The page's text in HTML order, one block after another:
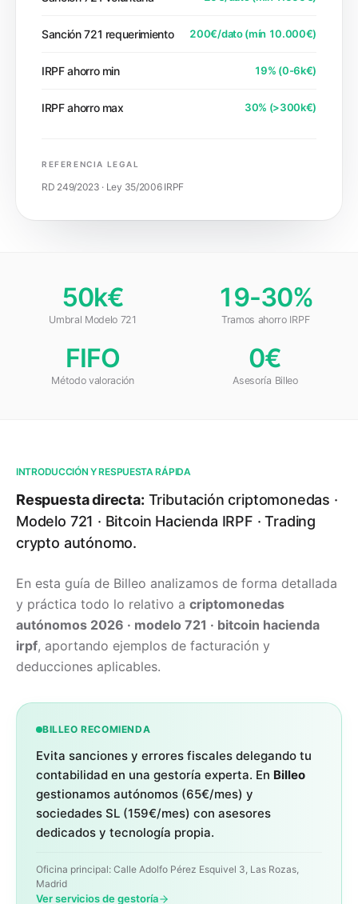
Sanción 721 requerimiento 200€/dato (mín 10.000€)
IRPF ahorro min 19% (0-6k€)
IRPF ahorro max 30% (>300k€)
REFERENCIA LEGAL
RD 249/2023 · Ley 35/2006 IRPF
50k€
Umbral Modelo 721
19-30%
Tramos ahorro IRPF
FIFO
Método valoración
0€
Asesoría Billeo
INTRODUCCIÓN Y RESPUESTA RÁPIDA
Respuesta directa: Tributación criptomonedas ·
Modelo 721 · Bitcoin Hacienda IRPF · Trading
crypto autónomo.
En esta guía de Billeo analizamos de forma detallada
y práctica todo lo relativo a criptomonedas
autónomos 2026 · modelo 721 · bitcoin hacienda
irpf, aportando ejemplos de facturación y
deducciones aplicables.
BILLEO RECOMIENDA
Evita sanciones y errores fiscales delegando tu
contabilidad en una gestoría experta. En Billeo
gestionamos autónomos (65€/mes) y
sociedades SL (159€/mes) con asesores
dedicados y tecnología propia.
Oficina principal: Calle Adolfo Pérez Esquivel 3, Las Rozas,
Madrid
Ver servicios de gestoría